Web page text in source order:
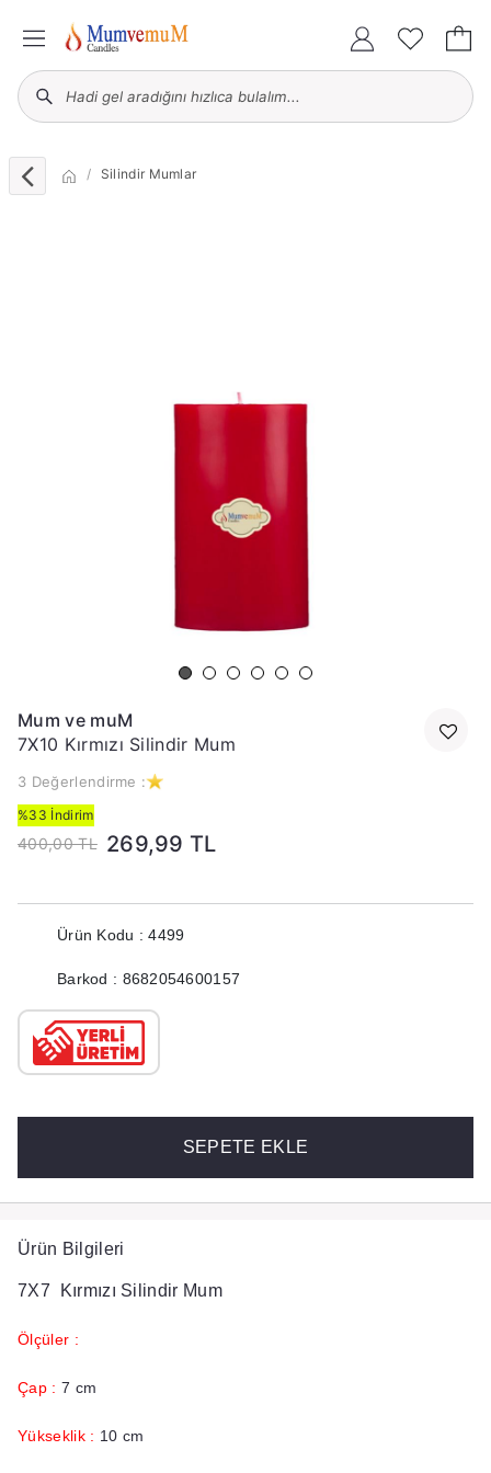
Silindir Mumlar
Mum ve muM
7X10 Kırmızı Silindir Mum
3 Değerlendirme :
%33 İndirim
400,00 TL 269,99 TL
Ürün Kodu : 4499
Barkod : 8682054600157
SEPETE EKLE
Ürün Bilgileri
7X7 Kırmızı Silindir Mum
Ölçüler :
Çap : 7 cm
Yükseklik : 10 cm